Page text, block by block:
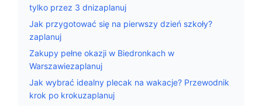
tylko przez 3 dnizaplanuj
Jak przygotować się na pierwszy dzień szkoły?
zaplanuj
Zakupy pełne okazji w Biedronkach w
Warszawiezaplanuj
Jak wybrać idealny plecak na wakacje? Przewodnik
krok po krokuzaplanuj